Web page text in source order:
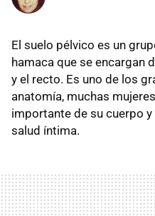
El suelo pélvico es un
hamaca que se encargan
y el recto. Es uno de los
anatomía, muchas
importante de su cuerpo
salud íntima.